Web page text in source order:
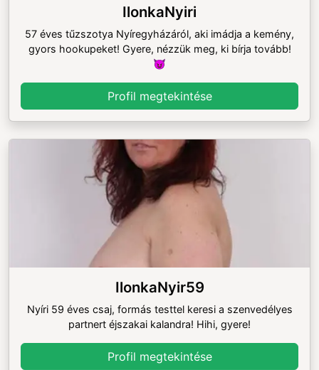
IlonkaNyiri
57 éves tűzszotya Nyíregyházáról, aki imádja a kemény,
gyors hookupeket! Gyere, nézzük meg, ki bírja tovább!
😈
Profil megtekintése
IlonkaNyir59
Nyíri 59 éves csaj, formás testtel keresi a szenvedélyes
partnert éjszakai kalandra! Hihi, gyere!
Profil megtekintése